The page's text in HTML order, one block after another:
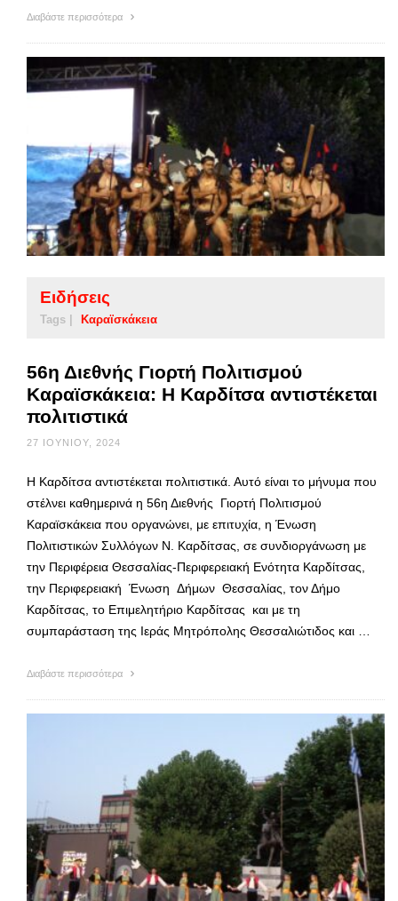
Διαβάστε περισσότερα
Ειδήσεις
Tags | Καραϊσκάκεια
56η Διεθνής Γιορτή Πολιτισμού
Καραϊσκάκεια: Η Καρδίτσα αντιστέκεται
πολιτιστικά
27 ΙΟΥΝΊΟΥ, 2024
Η Καρδίτσα αντιστέκεται πολιτιστικά. Αυτό είναι το μήνυμα που
στέλνει καθημερινά η 56η Διεθνής Γιορτή Πολιτισμού
Καραϊσκάκεια που οργανώνει, με επιτυχία, η Ένωση
Πολιτιστικών Συλλόγων Ν. Καρδίτσας, σε συνδιοργάνωση με
την Περιφέρεια Θεσσαλίας-Περιφερειακή Ενότητα Καρδίτσας,
την Περιφερειακή Ένωση Δήμων Θεσσαλίας, τον Δήμο
Καρδίτσας, το Επιμελητήριο Καρδίτσας και με τη
συμπαράσταση της Ιεράς Μητρόπολης Θεσσαλιώτιδος και …
Διαβάστε περισσότερα